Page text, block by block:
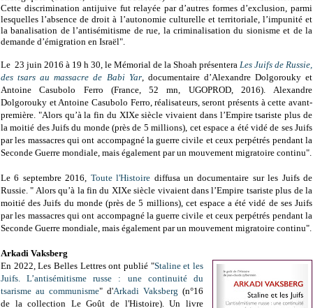
Cette discrimination antijuive fut relayée par d’autres formes d’exclusion, parmi
lesquelles l’absence de droit à l’autonomie culturelle et territoriale, l’impunité et
la banalisation de l’antisémitisme de rue, la criminalisation du sionisme et de la
demande d’émigration en Israël".
Le 23 juin 2016 à 19 h 30, le Mémorial de la Shoah présentera Les Juifs de Russie,
des tsars au massacre de Babi Yar, documentaire dʼAlexandre Dolgorouky et
Antoine Casubolo Ferro (France, 52 mn, UGOPROD, 2016). Alexandre
Dolgorouky et Antoine Casubolo Ferro, réalisateurs, seront présents à cette avant-
première. "Alors qu’à la fin du XIXe siècle vivaient dans l’Empire tsariste plus de
la moitié des Juifs du monde (près de 5 millions), cet espace a été vidé de ses Juifs
par les massacres qui ont accompagné la guerre civile et ceux perpétrés pendant la
Seconde Guerre mondiale, mais également par un mouvement migratoire continu".
Le 6 septembre 2016, Toute l'Histoire diffusa un documentaire sur les Juifs de
Russie. " Alors qu’à la fin du XIXe siècle vivaient dans l’Empire tsariste plus de la
moitié des Juifs du monde (près de 5 millions), cet espace a été vidé de ses Juifs
par les massacres qui ont accompagné la guerre civile et ceux perpétrés pendant la
Seconde Guerre mondiale, mais également par un mouvement migratoire continu".
Arkadi Vaksberg
En 2022, Les Belles Lettres ont publié "Staline et les
Juifs. L’antisémitisme russe : une continuité du
tsarisme au communisme" d'Arkadi Vaksberg (n°16
de la collection Le Goût de l'Histoire). Un livre